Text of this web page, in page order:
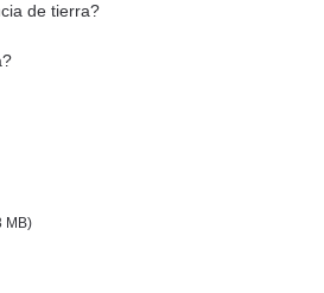
de tierra?
MB)